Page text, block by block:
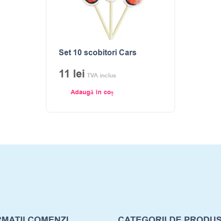
Set 10 scobitori Cars
11 lei TVA inclus
Adaugă în coș